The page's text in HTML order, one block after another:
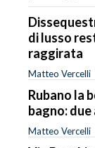
di lusso
raggirata
Matteo Vercelli
Rubano la
bagno:
Matteo Vercelli